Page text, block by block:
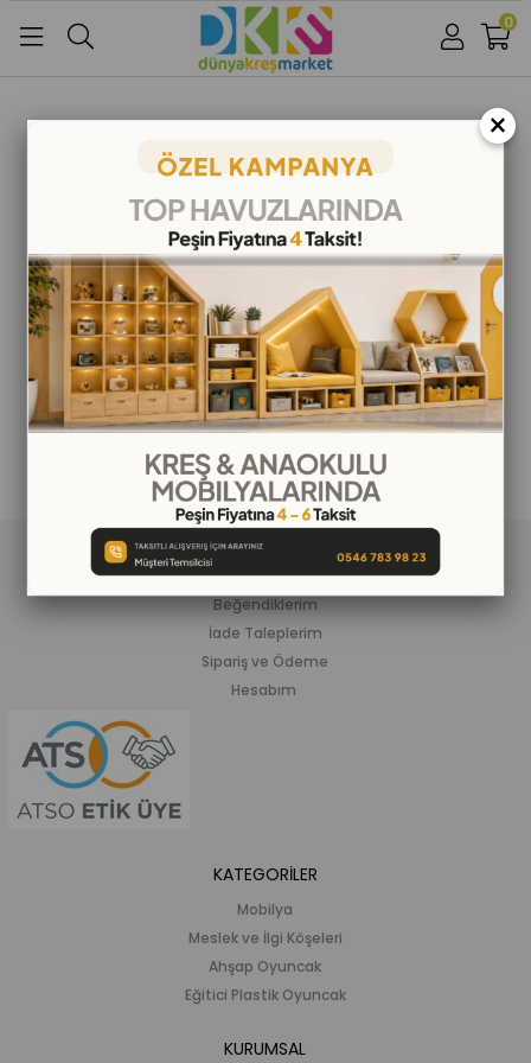
Google İle Bağlan
0
ALIŞVERİŞ BİLGİLERİ
Siparişlerim
Beğendiklerim
İade Taleplerim
Sipariş ve Ödeme
Hesabım
KATEGORİLER
Mobilya
Meslek ve İlgi Köşeleri
Ahşap Oyuncak
Eğitici Plastik Oyuncak
KURUMSAL
×